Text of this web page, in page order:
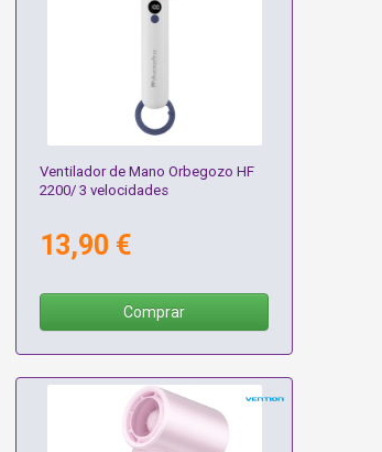
Ventilador de Mano Orbegozo HF
2200/ 3 velocidades
13,90 €
Comprar